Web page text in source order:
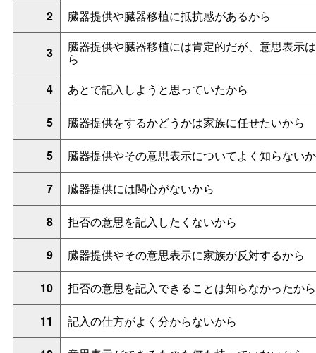
2 臓器提供や臓器移植に抵抗感があるから
3 臓器提供や臓器移植には肯定的だが、意思表示
ら
4
あとで記入しようと思っていたから
5 臓器提供をするかどうかは家族に任せたいから
5 臓器提供やその意思表示についてよく知らない
7 臓器提供には関心がないから
8 拒否の意思を記入したくないから
9 臓器提供やその意思表示に家族が反対するから
10 拒否の意思を記入できることは知らなかったから
11 記入の仕方がよく分からないから